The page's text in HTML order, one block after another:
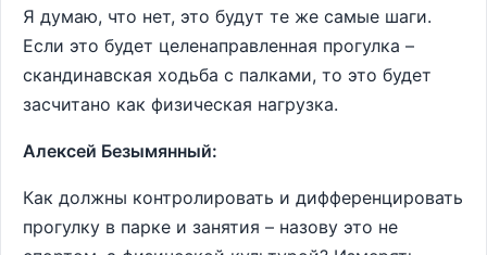
Я думаю, что нет, это будут те же самые шаги.
Если это будет целенаправленная прогулка –
скандинавская ходьба с палками, то это будет
засчитано как физическая нагрузка.
Алексей Безымянный:
Как должны контролировать и дифференцировать
прогулку в парке и занятия – назову это не